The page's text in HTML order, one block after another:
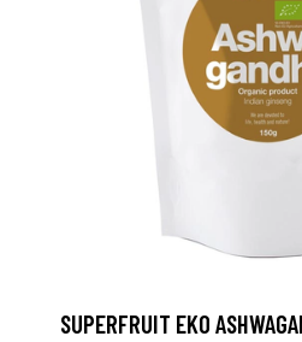
SUPERFRUIT EKO